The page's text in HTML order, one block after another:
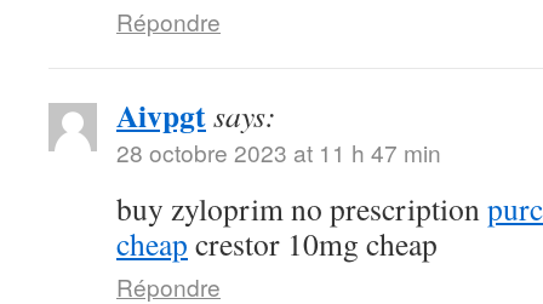
Répondre
Aivpgtsays:
28 octobre 2023 at 11 h 47 min
buy zyloprim no prescription
cheap crestor 10mg cheap
Répondre